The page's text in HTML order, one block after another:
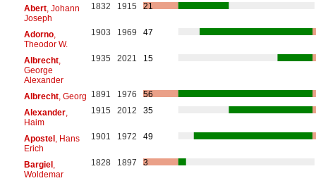
Abert, Johann
Joseph
1832 1915 21
Adorno,
Theodor W.
1903 1969 47
Albrecht,
George
Alexander
1935 2021 15
Albrecht, Georg 1891 1976
56
Alexander,
Haim
1915 2012 35
Apostel , Hans
Erich
1901 1972 49
Bargiel ,
Woldemar
1828 1897 3